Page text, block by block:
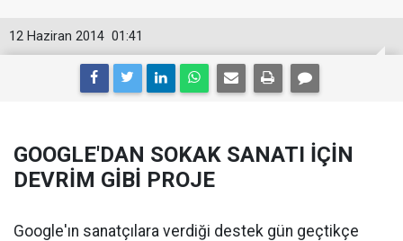
01:41
12 Haziran 2014
GOOGLE'DAN SOKAK SANATI İÇİN
DEVRİM GİBİ PROJE
Google'ın sanatçılara verdiği destek gün geçtikçe